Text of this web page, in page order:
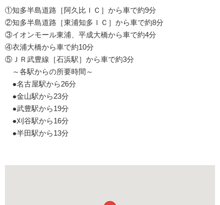
①知多半島道路［阿久比ＩＣ］から車で約9分
②知多半島道路［東浦知多ＩＣ］から車で約8分
③イオンモール東浦、平成大橋から車で約4分
④衣浦大橋から車で約10分
⑤ＪＲ武豊線［石浜駅］から車で約3分
～各駅からの所要時間～
●名古屋駅から26分
●金山駅から23分
●武豊駅から19分
●刈谷駅から16分
●半田駅から13分